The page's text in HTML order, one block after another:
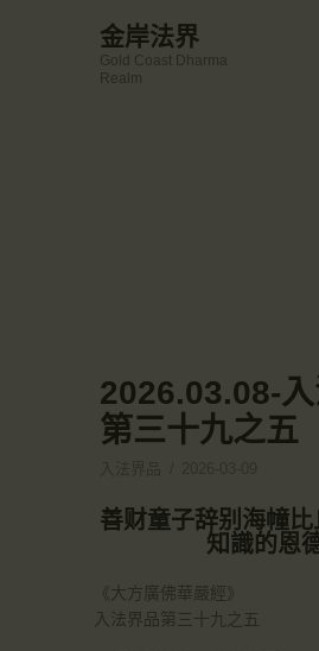
金岸法界
Gold Coast Dharma
Realm
教育培德
聯繫我們
2026.03.08-
第三十九之五
善财童子辞别海幢
知識的恩
《大方廣佛華嚴經》
入法界品第三十九之五
☀️法宴：華嚴經入法界品第三十
🙏講者：上恆下實法師 (Rev. Heng